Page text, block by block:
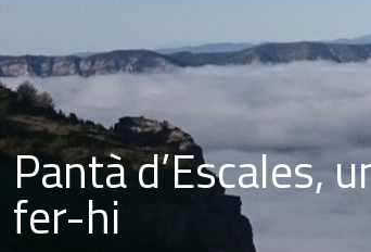
Pantà d’Escales,
fer-hi